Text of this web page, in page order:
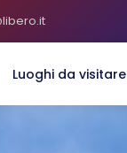
Luoghi da visitare